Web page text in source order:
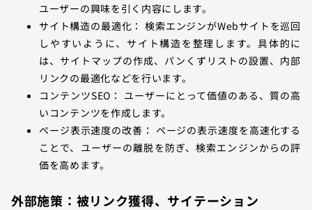
ユーザーの興味を引く内容にします。
サイト構造の最適化： 検索エンジンがWebサイトを巡回
しやすいように、サイト構造を整理します。具体的に
は、サイトマップの作成、パンくずリストの設置、内部
リンクの最適化などを行います。
コンテンツSEO： ユーザーにとって価値のある、質の高
いコンテンツを作成します。
ページ表示速度の改善： ページの表示速度を高速化する
ことで、ユーザーの離脱を防ぎ、検索エンジンからの評
価を高めます。
外部施策：被リンク獲得、サイテーション